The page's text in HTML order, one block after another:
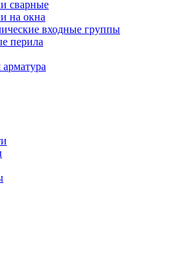
сварные
на окна
входные группы
перила